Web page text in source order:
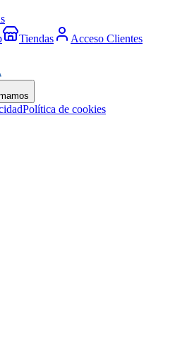
Tiendas
Acceso Clientes
Política de cookies